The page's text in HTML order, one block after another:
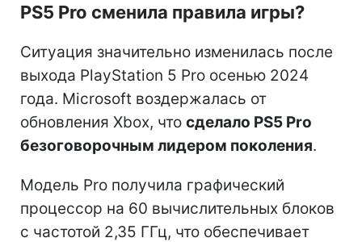
PS5 Pro сменила правила игры?
Ситуация значительно изменилась после
выхода PlayStation 5 Pro осенью 2024
года. Microsoft воздержалась от
обновления Xbox, что сделало PS5 Pro
безоговорочным лидером поколения.
Модель Pro получила графический
процессор на 60 вычислительных блоков
с частотой 2,35 ГГц, что обеспечивает